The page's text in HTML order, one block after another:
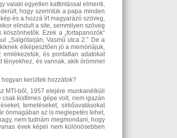
valaki egyetlen kattintással elmenti,
hogy szerintük a papa minden
és a hozzá írt magyarázó szöveg,
elindult a site, semmilyen szöveg
Ezek a „fortapanozók”
„Salgótarján, Vasmű utca 2.” De a
elképesztően jó a memóriájuk,
és pontatlan adatokat
és vannak, akik örömmel
kerültek hozzátok?
MTI-ből, 1957 elejére munkanélküli
kisfilmes gépe volt, nem igazán
temetéseket, sírkőavatásokat
önmagában az is meglepetés lehet,
nem tudnám megmondani, hogy
évek képei nem különösebben